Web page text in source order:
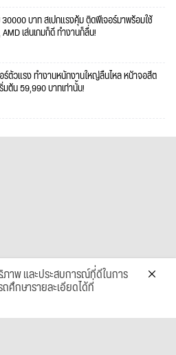
30000 บาท สเปกแรงคุ้ม ติดฟีเจอร์มาพร้อมใช้
เล่นเกมก็ดี ทำงานก็ลื่น!
ร์ตัวแรง ทำงานหนักงานใหญ่ลื่นไหล หน้าจอสีต
มต้น 59,990 บาทเท่านั้น!
าพ และประสบการณ์ที่ดีในการ
ศึกษารายละเอียดได้ที่